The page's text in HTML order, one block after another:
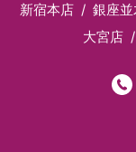
新宿本店 銀座
大宮店